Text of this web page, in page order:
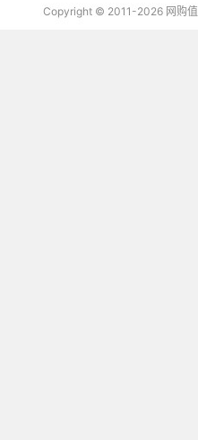
Copyright © 2011-2026 网购